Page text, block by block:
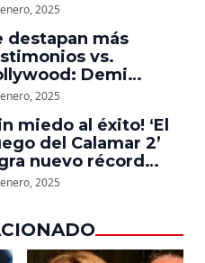
un emotivo
2025
destapan más
vs.
Demi
protagonista de
que le hizo la
a su cuerpo
2025
miedo al éxito! ‘El
del Calamar 2’
nuevo récord
en tan solo 11
2025